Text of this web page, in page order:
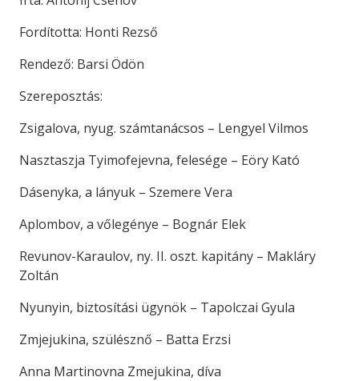
Fordította: Honti Rezső
Rendező: Barsi Ödön
Szereposztás:
Zsigalova, nyug. számtanácsos – Lengyel Vilmos
Nasztaszja Tyimofejevna, felesége – Eöry Kató
Dásenyka, a lányuk – Szemere Vera
Aplombov, a vőlegénye – Bognár Elek
Revunov-Karaulov, ny. II. oszt. kapitány – Makláry
Zoltán
Nyunyin, biztosítási ügynök – Tapolczai Gyula
Zmjejukina, szülésznő – Batta Erzsi
Anna Martinovna Zmejukina, díva